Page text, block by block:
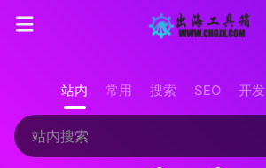
站内 常用 搜索 SEO 开发